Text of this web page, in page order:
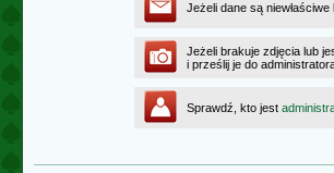
Jeżeli dane są niewłaściwe
Jeżeli brakuje zdjęcia lub
i prześlij je do
Sprawdź, kto jest